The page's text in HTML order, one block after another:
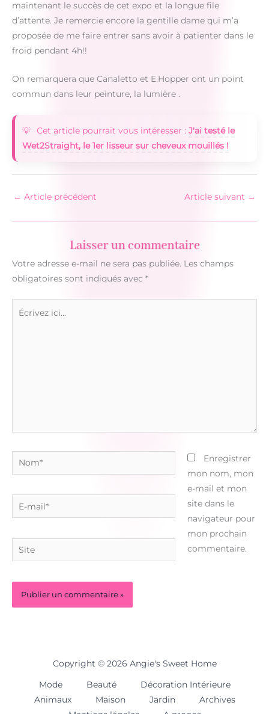
maintenant le succès de cet expo et la longue file
d’attente. Je remercie encore la gentille dame qui m’a
proposée de me faire entrer sans avoir à patienter dans le
froid pendant 4h!!
On remarquera que Canaletto et E.Hopper ont un point
commun dans leur peinture, la lumière .
Cet article pourrait vous intéresser : J'ai testé le
Wet2Straight, le 1er lisseur sur cheveux mouillés !
← Article précédent Article suivant →
Laisser un commentaire
Votre adresse e-mail ne sera pas publiée. Les champs
obligatoires sont indiqués avec *
Nom*
E-
mail*
Site
Enregistrer
mon nom, mon
e-mail et mon
site dans le
navigateur pour
mon prochain
commentaire.
Copyright © 2026 Angie's Sweet Home
Mode Beauté
Décoration Intérieure
Animaux
Maison Jardin
Archives